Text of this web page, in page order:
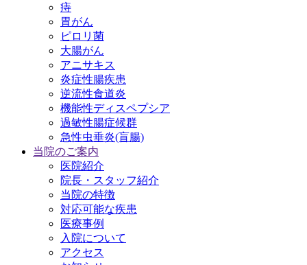
痔
胃がん
ピロリ菌
大腸がん
アニサキス
炎症性腸疾患
逆流性食道炎
機能性ディスペプシア
過敏性腸症候群
急性虫垂炎(盲腸)
当院のご案内
医院紹介
院長・スタッフ紹介
当院の特徴
対応可能な疾患
医療事例
入院について
アクセス